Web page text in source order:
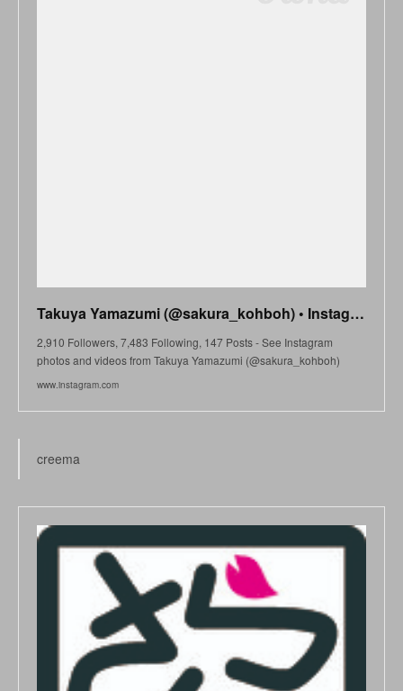
Takuya Yamazumi (@sakura_kohboh) • Instagram photos and videos
2,910 Followers, 7,483 Following, 147 Posts - See Instagram
photos and videos from Takuya Yamazumi (@sakura_kohboh)
www.instagram.com
creema